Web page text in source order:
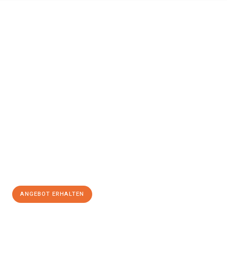
ANGEBOT ERHALTEN